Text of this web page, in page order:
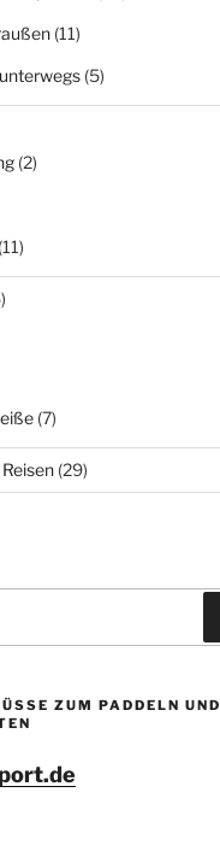
(11)
(5)
(2)
(7)
(29)
ZUM PADDELN UND